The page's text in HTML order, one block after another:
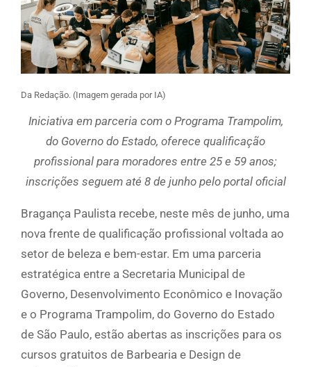
Da Redação. (Imagem gerada por IA)
Iniciativa em parceria com o Programa Trampolim,
do Governo do Estado, oferece qualificação
profissional para moradores entre 25 e 59 anos;
inscrições seguem até 8 de junho pelo portal oficial
Bragança Paulista recebe, neste mês de junho, uma
nova frente de qualificação profissional voltada ao
setor de beleza e bem-estar. Em uma parceria
estratégica entre a Secretaria Municipal de
Governo, Desenvolvimento Econômico e Inovação
e o Programa Trampolim, do Governo do Estado
de São Paulo, estão abertas as inscrições para os
cursos gratuitos de Barbearia e Design de